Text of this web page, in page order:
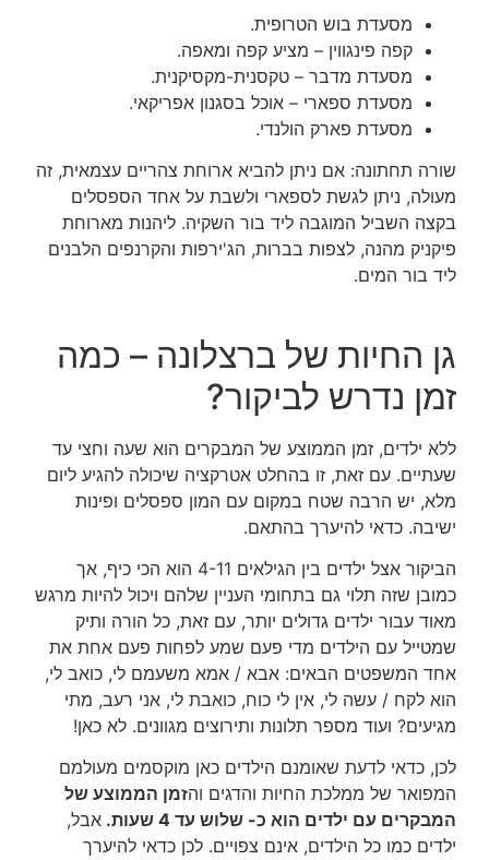
מסעדת בוש הטרופית.
קפה פינגווין – מציע קפה ומאפה.
מסעדת מדבר – טקסנית-מקסיקנית.
מסעדת ספארי – אוכל בסגנון אפריקאי.
מסעדת פארק הולנדי.
שורה תחתונה: אם ניתן להביא ארוחת צהריים עצמאית, זה
מעולה, ניתן לגשת לספארי ולשבת על אחד הספסלים
בקצה השביל המוגבה ליד בור השקיה. ליהנות מארוחת
פיקניק מהנה, לצפות בברות, הג'ירפות והקרנפים הלבנים
ליד בור המים.
גן החיות של ברצלונה – כמה
זמן נדרש לביקור?
ללא ילדים, זמן הממוצע של המבקרים הוא שעה וחצי עד
שעתיים. עם זאת, זו בהחלט אטרקציה שיכולה להגיע ליום
מלא, יש הרבה שטח במקום עם המון ספסלים ופינות
ישיבה. כדאי להיערך בהתאם.
הביקור אצל ילדים בין הגילאים 4-11 הוא הכי כיף, אך
כמובן שזה תלוי גם בתחומי העניין שלהם ויכול להיות מרגש
מאוד עבור ילדים גדולים יותר, עם זאת, כל הורה ותיק
שמטייל עם הילדים מדי פעם שמע לפחות פעם אחת את
אחד המשפטים הבאים: אבא / אמא משעמם לי, כואב לי,
הוא לקח / עשה לי, אין לי כוח, כואבת לי, אני רעב, מתי
מגיעים? ועוד מספר תלונות ותירוצים מגוונים. לא כאן!
לכן, כדאי לדעת שאומנם הילדים כאן מוקסמים מעולמם
המפואר של ממלכת החיות והדגים והזמן הממוצע של
המבקרים עם ילדים הוא כ- שלוש עד 4 שעות.
אבל,
ילדים כמו כל הילדים, אינם צפויים. לכן כדאי להיערך